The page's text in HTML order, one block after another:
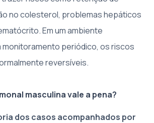
no colesterol, problemas hepáticos
Em um ambiente
periódico, os riscos
reversíveis.
masculina vale a pena?
dos casos acompanhados por